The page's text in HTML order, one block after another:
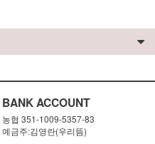
BANK ACCOUNT
농협 351-1009-5357-83
예금주:김영란(우리뜸)